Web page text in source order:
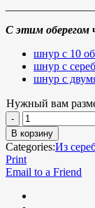
С этим оберегом
шнур с 10
шнур с
шнур с
Нужный вам
В корзину
Categories:Из
Print
Email to a Friend